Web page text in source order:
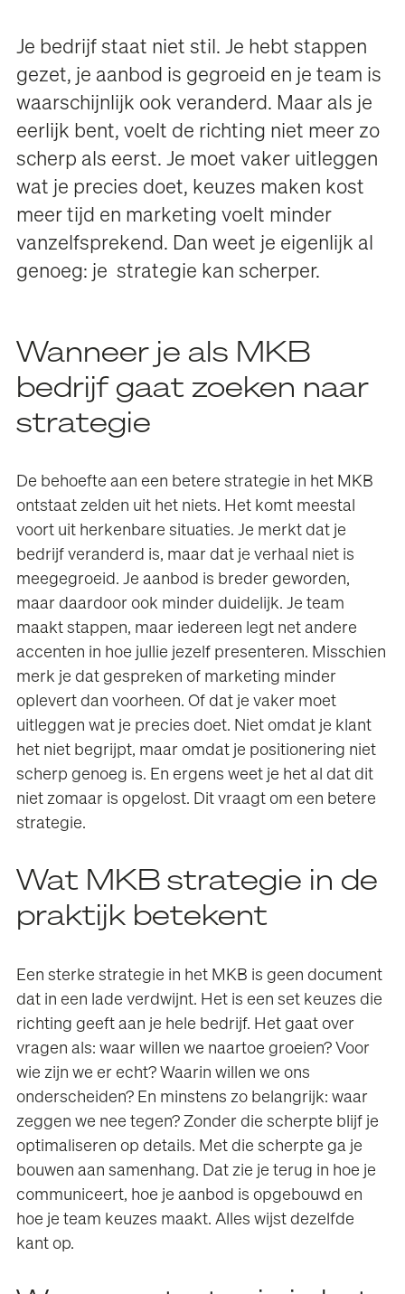
Je bedrijf staat niet stil. Je hebt stappen
gezet, je aanbod is gegroeid en je team is
waarschijnlijk ook veranderd. Maar als je
eerlijk bent, voelt de richting niet meer zo
scherp als eerst. Je moet vaker uitleggen
wat je precies doet, keuzes maken kost
meer tijd en marketing voelt minder
vanzelfsprekend. Dan weet je eigenlijk al
genoeg: je strategie kan scherper.
Wanneer je als MKB
bedrijf gaat zoeken naar
strategie
De behoefte aan een betere strategie in het MKB
ontstaat zelden uit het niets. Het komt meestal
voort uit herkenbare situaties. Je merkt dat je
bedrijf veranderd is, maar dat je verhaal niet is
meegegroeid. Je aanbod is breder geworden,
maar daardoor ook minder duidelijk. Je team
maakt stappen, maar iedereen legt net andere
accenten in hoe jullie jezelf presenteren. Misschien
merk je dat gespreken of marketing minder
oplevert dan voorheen. Of dat je vaker moet
uitleggen wat je precies doet. Niet omdat je klant
het niet begrijpt, maar omdat je positionering niet
scherp genoeg is. En ergens weet je het al dat dit
niet zomaar is opgelost. Dit vraagt om een betere
strategie.
Wat MKB strategie in de
praktijk betekent
Een sterke strategie in het MKB is geen document
dat in een lade verdwijnt. Het is een set keuzes die
richting geeft aan je hele bedrijf. Het gaat over
vragen als: waar willen we naartoe groeien? Voor
wie zijn we er echt? Waarin willen we ons
onderscheiden? En minstens zo belangrijk: waar
zeggen we nee tegen? Zonder die scherpte blijf je
optimaliseren op details. Met die scherpte ga je
bouwen aan samenhang. Dat zie je terug in hoe je
communiceert, hoe je aanbod is opgebouwd en
hoe je team keuzes maakt. Alles wijst dezelfde
kant op.